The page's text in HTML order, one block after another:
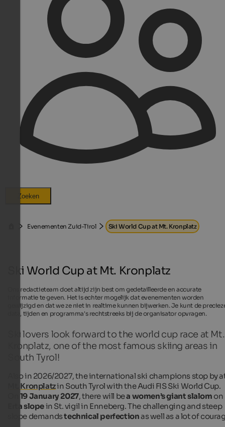
Zoeken
Evenementen Zuid-Tirol Ski World Cup at Mt. Kronplatz
Ski World Cup at Mt. Kronplatz
Ons redactieteam doet altijd zijn best om gedetailleerde en accurate
informatie te geven. Het is echter mogelijk dat evenementen worden
gewijzigd en dat we ze niet in realtime kunnen bijwerken. Je kunt de
data, tijden en programma's rechtstreeks bij de organisator opvragen.
Ski lovers look forward to the world cup race at Mt.
Kronplatz, one of the most famous skiing areas in
South Tyrol!
Also in 2026/2027, the international ski champions stop by
Mt. Kronplatzin South Tyrol with the Audi FIS Ski World Cup.
19 January 2027, there will bea women’s giant slalom on
Erta slopein St. vigil in Enneberg. The challenging and steep
slope demandstechnical perfectionas well as a lot of